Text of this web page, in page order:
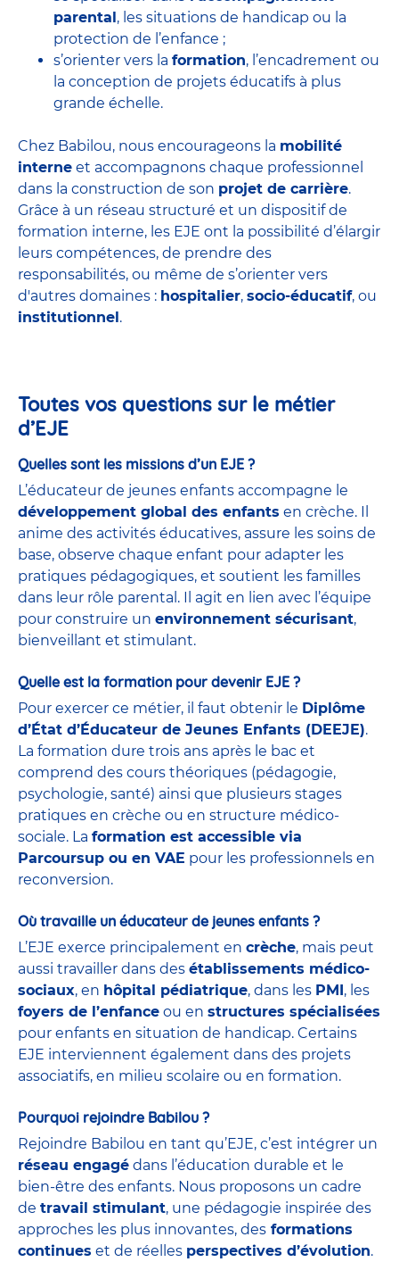
parental, les situations de handicap ou la
protection de l’enfance ;
s’orienter vers la formation, l’encadrement ou
la conception de projets éducatifs à plus
grande échelle.
Chez Babilou, nous encourageons la mobilité
interne et accompagnons chaque professionnel
dans la construction de son projet de carrière.
Grâce à un réseau structuré et un dispositif de
formation interne, les EJE ont la possibilité d’élargir
leurs compétences, de prendre des
responsabilités, ou même de s’orienter vers
d'autres domaines : hospitalier, socio-éducatif, ou
institutionnel.
Toutes vos questions sur le métier
d’EJE
Quelles sont les missions d’un EJE ?
L’éducateur de jeunes enfants accompagne le
développement global des enfants en crèche. Il
anime des activités éducatives, assure les soins de
base, observe chaque enfant pour adapter les
pratiques pédagogiques, et soutient les familles
dans leur rôle parental. Il agit en lien avec l’équipe
pour construire un environnement sécurisant,
bienveillant et stimulant.
Quelle est la formation pour devenir EJE ?
Pour exercer ce métier, il faut obtenir le Diplôme
d’État d’Éducateur de Jeunes Enfants (DEEJE).
La formation dure trois ans après le bac et
comprend des cours théoriques (pédagogie,
psychologie, santé) ainsi que plusieurs stages
pratiques en crèche ou en structure médico-
sociale. La formation est accessible via
Parcoursup ou en VAE pour les professionnels en
reconversion.
Où travaille un éducateur de jeunes enfants ?
L’EJE exerce principalement en crèche, mais peut
aussi travailler dans des établissements médico-
sociaux, en hôpital pédiatrique, dans les PMI, les
foyers de l’enfance ou en structures spécialisées
pour enfants en situation de handicap. Certains
EJE interviennent également dans des projets
associatifs, en milieu scolaire ou en formation.
Pourquoi rejoindre Babilou ?
Rejoindre Babilou en tant qu’EJE, c’est intégrer un
réseau engagé dans l’éducation durable et le
bien-être des enfants. Nous proposons un cadre
de travail stimulant, une pédagogie inspirée des
approches les plus innovantes, des formations
continues et de réelles perspectives d’évolution.